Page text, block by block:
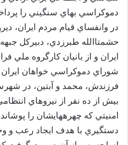
دموکراسي بهاي سنگيني را
حشمتاالله طبرزدي، دبيرکل
ايران و از بانيان کارگروه ملي
شوراي دموکراسي خواهان ايران
فرزندش، محمد و آبتين، در
بيش از ده نفر از نيروهاي
امنيتي که چهرههايشان را
دستگيري با هدف ايجاد رعب و